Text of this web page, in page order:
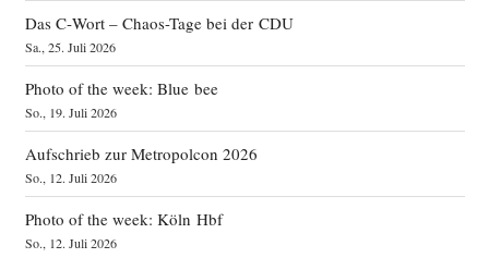
Das C‑Wort – Chaos-Tage bei der CDU
Sa., 25. Juli 2026
Photo of the week: Blue bee
So., 19. Juli 2026
Aufschrieb zur Metropolcon 2026
So., 12. Juli 2026
Photo of the week: Köln Hbf
So., 12. Juli 2026